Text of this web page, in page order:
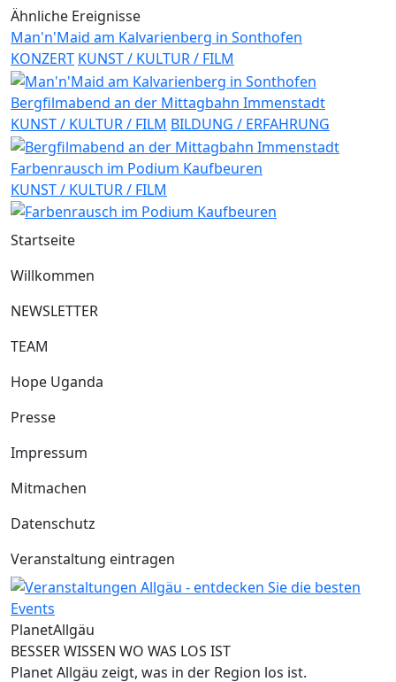
Ähnliche Ereignisse
Man'n'Maid am Kalvarienberg in Sonthofen
KONZERT KUNST / KULTUR / FILM
Bergfilmabend an der Mittagbahn Immenstadt
KUNST / KULTUR / FILM BILDUNG / ERFAHRUNG
Farbenrausch im Podium Kaufbeuren
KUNST / KULTUR / FILM
Startseite
Willkommen
NEWSLETTER
TEAM
Hope Uganda
Presse
Impressum
Mitmachen
Datenschutz
Veranstaltung eintragen
PlanetAllgäu
BESSER WISSEN WO WAS LOS IST
Planet Allgäu zeigt, was in der Region los ist.